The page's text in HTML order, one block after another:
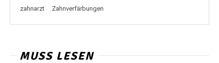
zahnarzt Zahnverfärbungen
MUSS LESEN